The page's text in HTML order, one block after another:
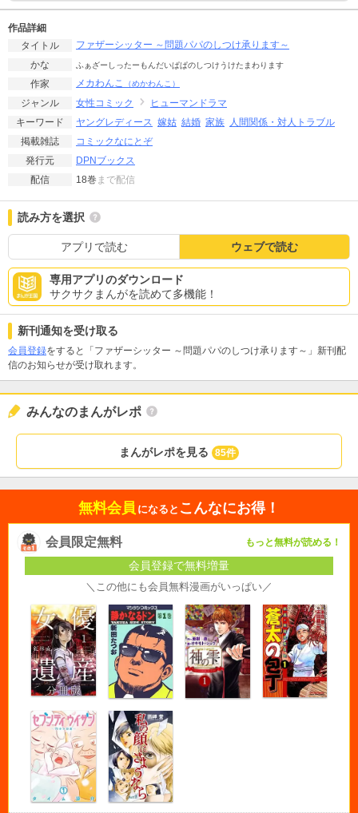
作品詳細
タイトル
ファザーシッター ～問題パパのしつけ承ります～
かな
ふぁざーしったーもんだいぱぱのしつけうけたまわります
作家 メカわんこ （めかわんこ）
ジャンル 女性コミック
ヒューマンドラマ
キーワード
ヤングレディース 嫁姑 結婚 家族
人間関係・対人トラブル
掲載雑誌
コミックなにとぞ
発行元
DPNブックス
配信
18巻 まで配信
読み方を選択
アプリで読む ウェブで読む
専用アプリのダウンロード
サクサクまんがを読めて多機能！
新刊通知を受け取る
会員登録をすると「ファザーシッター ～問題パパのしつけ承ります～」新刊配
信のお知らせが受け取れます。
みんなのまんがレポ
まんがレポを見る 85件
無料会員 になると こんなにお得！
会員限定無料 もっと無料が読める！
会員登録で無料増量
＼この他にも会員無料漫画がいっぱい／